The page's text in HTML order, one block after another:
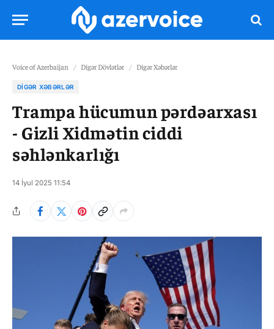
Voice of Azerbaijan / Digər Dövlətlər / Digər Xəbərlər
DIGƏR XƏBƏRLƏR
Trampa hücumun pərdəarxası
- Gizli Xidmətin ciddi
səhlənkarlığı
14 İyul 2025 11:54